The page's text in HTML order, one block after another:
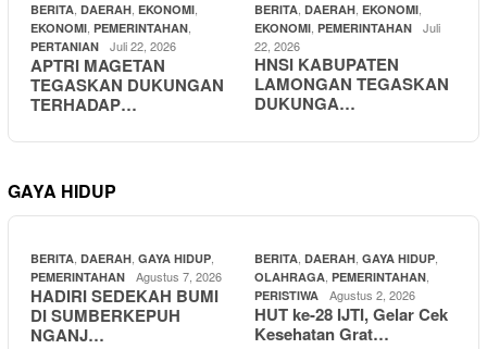
BERITA DAERAH EKONOMI
EKONOMI PEMERINTAHAN
PERTANIAN Juli 22, 2026
APTRI MAGETAN
TEGASKAN DUKUNGAN
TERHADAP…
BERITA DAERAH EKONOMI
EKONOMI PEMERINTAHAN
Juli
22, 2026
HNSI KABUPATEN
LAMONGAN TEGASKAN
DUKUNGA…
GAYA HIDUP
BERITA DAERAH GAYA HIDUP
PEMERINTAHAN Agustus 7, 2026
HADIRI SEDEKAH BUMI
DI SUMBERKEPUH
NGANJ…
BERITA DAERAH GAYA HIDUP
OLAHRAGA PEMERINTAHAN
PERISTIWA Agustus 2, 2026
HUT ke-28 IJTI, Gelar Cek
Kesehatan Grat…